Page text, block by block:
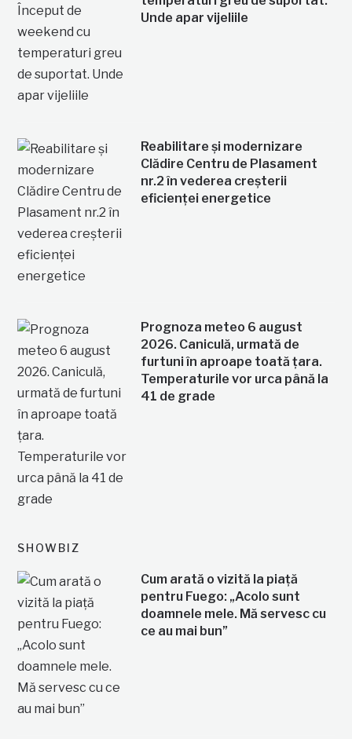
Unde apar vijeliile
Reabilitare și modernizare
Clădire Centru de Plasament
nr.2 în vederea creșterii
eficienței energetice
Prognoza meteo 6 august
2026. Caniculă, urmată de
furtuni în aproape toată țara.
Temperaturile vor urca până la
41 de grade
SHOWBIZ
Cum arată o vizită la piață
pentru Fuego: „Acolo sunt
doamnele mele. Mă servesc cu
ce au mai bun”